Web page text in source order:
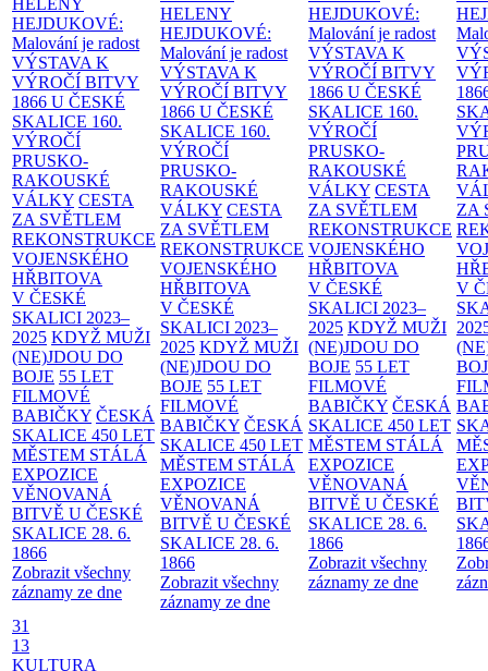
HELENY
HEJDUKOVÉ:
Malování je radost
VÝSTAVA K
VÝROČÍ BITVY
1866 U ČESKÉ
SKALICE 160.
VÝROČÍ
PRUSKO-
RAKOUSKÉ
VÁLKY CESTA
ZA SVĚTLEM
REKONSTRUKCE
VOJENSKÉHO
HŘBITOVA
V ČESKÉ
SKALICI 2023–
2025 KDYŽ MUŽI
(NE)JDOU DO
BOJE 55 LET
FILMOVÉ
BABIČKY ČESKÁ
SKALICE 450 LET
MĚSTEM STÁLÁ
EXPOZICE
VĚNOVANÁ
BITVĚ U ČESKÉ
SKALICE 28. 6.
1866
Zobrazit všechny
záznamy ze dne
HELENY
HEJDUKOVÉ:
Malování je radost
VÝSTAVA K
VÝROČÍ BITVY
1866 U ČESKÉ
SKALICE 160.
VÝROČÍ
PRUSKO-
RAKOUSKÉ
VÁLKY CESTA
ZA SVĚTLEM
REKONSTRUKCE
VOJENSKÉHO
HŘBITOVA
V ČESKÉ
SKALICI 2023–
2025 KDYŽ MUŽI
(NE)JDOU DO
BOJE 55 LET
FILMOVÉ
BABIČKY ČESKÁ
SKALICE 450 LET
MĚSTEM STÁLÁ
EXPOZICE
VĚNOVANÁ
BITVĚ U ČESKÉ
SKALICE 28. 6.
1866
Zobrazit všechny
záznamy ze dne
HEJDUKOVÉ:
Malování je radost
VÝSTAVA K
VÝROČÍ BITVY
1866 U ČESKÉ
SKALICE 160.
VÝROČÍ
PRUSKO-
RAKOUSKÉ
VÁLKY CESTA
ZA SVĚTLEM
REKONSTRUKCE
VOJENSKÉHO
HŘBITOVA
V ČESKÉ
SKALICI 2023–
2025 KDYŽ MUŽI
(NE)JDOU DO
BOJE 55 LET
FILMOVÉ
BABIČKY ČESKÁ
SKALICE 450 LET
MĚSTEM STÁLÁ
EXPOZICE
VĚNOVANÁ
BITVĚ U ČESKÉ
SKALICE 28. 6.
1866
Zobrazit všechny
záznamy ze dne
ZA
V
31
13
KULTURA